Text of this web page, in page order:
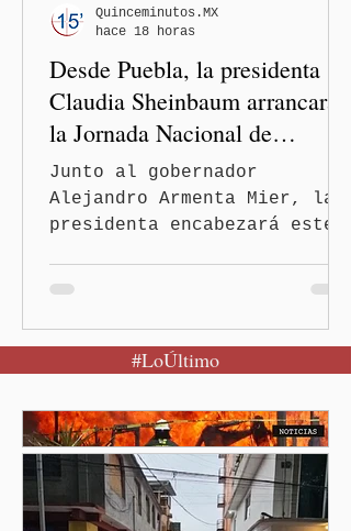
Alejandro Armenta Mier
resaltó este logro
interinstituci
Desde Puebla, la presidenta
Claudia Sheinbaum arrancará
la Jornada Nacional de
Reforestación
Junto al gobernador
Alejandro Armenta Mier, la
presidenta encabezará este
de México.-Puebla será el
punto de partida de la
Reforestación, una
estrategia del Gobierno de
México que reunirá de
manera simultánea a
autoridades, ejidos,
Quinceminutos.MX
hace 18 horas
#LoÚltimo